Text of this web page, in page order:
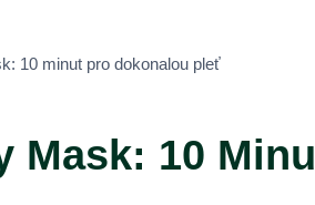
10 minut pro dokonalou pleť
Mask: 10